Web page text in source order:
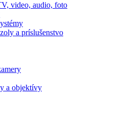
video, audio, foto
a príslušenstvo
a objektívy